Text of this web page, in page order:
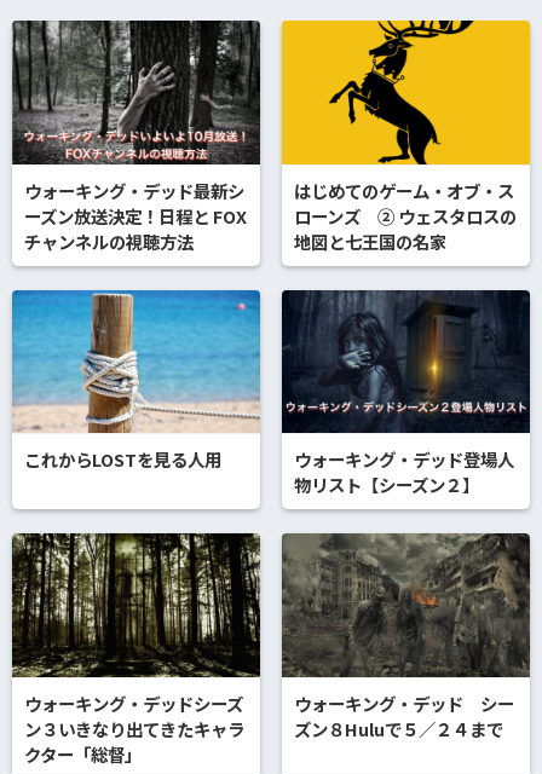
ウォーキング・デッド最新シ
ーズン放送決定！日程と FOX
チャンネルの視聴方法
はじめてのゲーム・オブ・ス
ローンズ ② ウェスタロスの
地図と七王国の名家
これからLOSTを見る人用
ウォーキング・デッド登場人
物リスト【シーズン２】
ウォーキング・デッドシーズ
ン３いきなり出てきたキャラ
クター「総督」
ウォーキング・デッド シー
ズン８Huluで５／２４まで